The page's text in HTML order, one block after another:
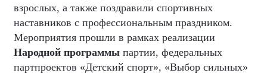
взрослых, а также поздравили спортивных
наставников с профессиональным праздником.
Мероприятия прошли в рамках реализации
Народной программы партии, федеральных
партпроектов «Детский спорт», «Выбор сильных»